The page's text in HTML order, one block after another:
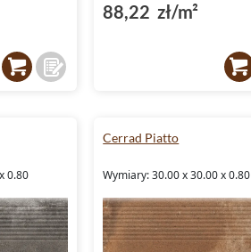
88,22 zł/m²
0.80
Cerrad Piatto
Wymiary: 30.00 x 30.00 x 0.80